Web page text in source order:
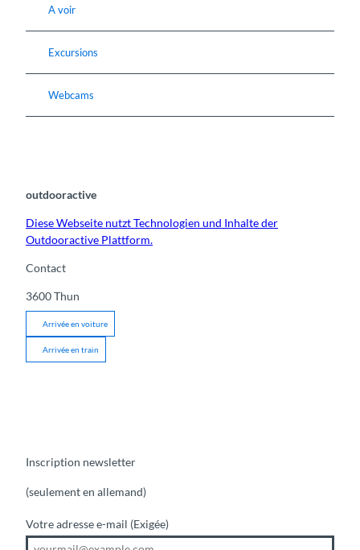
A voir
Excursions
Webcams
outdooractive
Diese Webseite nutzt Technologien und Inhalte der
Outdooractive Plattform.
Contact
3600Thun
Arrivée en voiture
Arrivée en train
Inscription newsletter
(seulement en allemand)
Votre adresse e-mail (Exigée)